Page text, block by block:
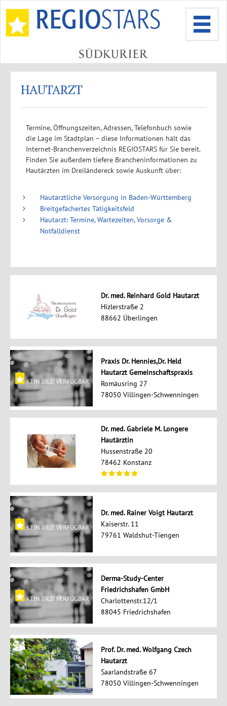
HAUTARZT
Termine, Öffnungszeiten, Adressen, Telefonbuch sowie
die Lage im Stadtplan – diese Informationen hält das
Internet-Branchenverzeichnis REGIOSTARS für Sie bereit.
Finden Sie außerdem tiefere Brancheninformationen zu
Hautärzten im Dreiländereck sowie Auskunft über:
Hautärztliche Versorgung in Baden-Württemberg
Breitgefächertes Tätigkeitsfeld
Hautarzt: Termine, Wartezeiten, Vorsorge &
Notfalldienst
Dr. med. Reinhard Gold Hautarzt
Hizlerstraße 2
88662 Überlingen
Praxis Dr. Hennies,Dr. Held
Hautarzt Gemeinschaftspraxis
Romäusring 27
78050 Villingen-Schwenningen
Dr. med. Gabriele M. Longere
Hautärztin
Hussenstraße 20
78462 Konstanz
Dr. med. Rainer Voigt Hautarzt
Kaiserstr. 11
79761 Waldshut-Tiengen
Derma-Study-Center
Friedrichshafen GmbH
Charlottenstr.12/1
88045 Friedrichshafen
Prof. Dr. med. Wolfgang Czech
Hautarzt
Saarlandstraße 67
78050 Villingen-Schwenningen